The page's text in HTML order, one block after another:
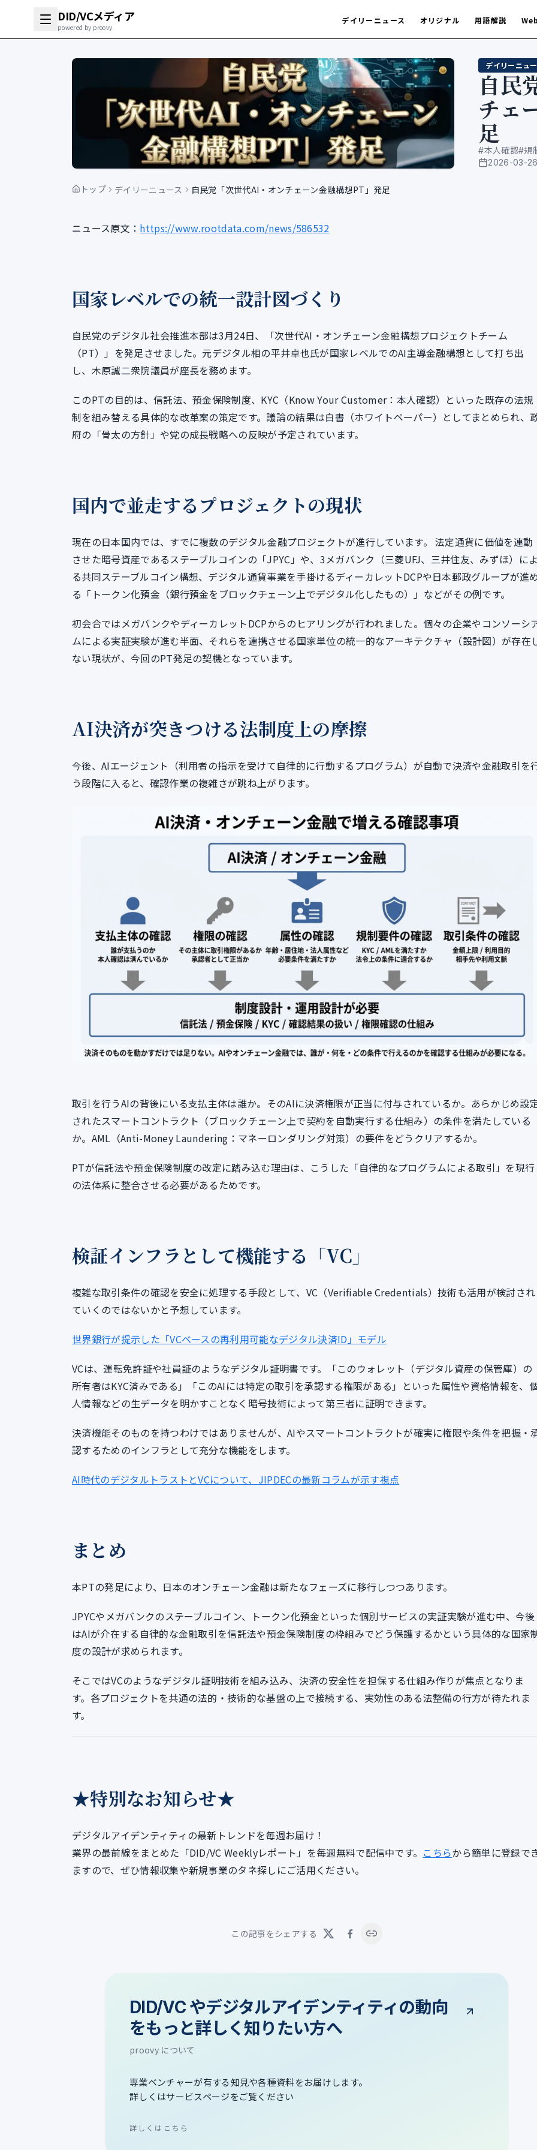
DID/VCメディア
powered by proovy
デイリーニュース オリジナル 用語解説
デイリーニュ
自民
チェ
足
#本人確認#規
公開日
2026-03-
トップ デイリーニュース 自民党「次世代AI・オンチェーン金融構想PT」発足
ニュース原文： https://www.rootdata.com/news/586532
国家レベルでの統一設計図づくり
自民党のデジタル社会推進本部は3月24日、「次世代AI・オンチェーン金融構想プロジェクトチーム
（PT）」を発足させました。元デジタル相の平井卓也氏が国家レベルでのAI主導金融構想として打ち出
し、木原誠二衆院議員が座長を務めます。
このPTの目的は、信託法、預金保険制度、KYC（Know Your Customer：本人確認）といった既存の法規
制を組み替える具体的な改革案の策定です。議論の結果は白書（ホワイトペーパー）としてまとめられ、
府の「骨太の方針」や党の成長戦略への反映が予定されています。
国内で並走するプロジェクトの現状
現在の日本国内では、すでに複数のデジタル金融プロジェクトが進行しています。 法定通貨に価値を連動
させた暗号資産であるステーブルコインの「JPYC」や、3メガバンク（三菱UFJ、三井住友、みずほ）に
る共同ステーブルコイン構想、デジタル通貨事業を手掛けるディーカレットDCPや日本郵政グループが進
る「トークン化預金（銀行預金をブロックチェーン上でデジタル化したもの）」などがその例です。
初会合ではメガバンクやディーカレットDCPからのヒアリングが行われました。個々の企業やコンソーシ
ムによる実証実験が進む半面、それらを連携させる国家単位の統一的なアーキテクチャ（設計図）が存在
ない現状が、今回のPT発足の契機となっています。
AI決済が突きつける法制度上の摩擦
今後、AIエージェント（利用者の指示を受けて自律的に行動するプログラム）が自動で決済や金融取引を
う段階に入ると、確認作業の複雑さが跳ね上がります。
取引を行うAIの背後にいる支払主体は誰か。そのAIに決済権限が正当に付与されているか。あらかじめ設
されたスマートコントラクト（ブロックチェーン上で契約を自動実行する仕組み）の条件を満たしている
か。AML（Anti-Money Laundering：マネーロンダリング対策）の要件をどうクリアするか。
PTが信託法や預金保険制度の改定に踏み込む理由は、こうした「自律的なプログラムによる取引」を現行
の法体系に整合させる必要があるためです。
検証インフラとして機能する「VC」
複雑な取引条件の確認を安全に処理する手段として、VC（Verifiable Credentials）技術も活用が検討され
ていくのではないかと予想しています。
世界銀行が提示した「VCベースの再利用可能なデジタル決済ID」モデル
VCは、運転免許証や社員証のようなデジタル証明書です。「このウォレット（デジタル資産の保管庫）の
所有者はKYC済みである」「このAIには特定の取引を承認する権限がある」といった属性や資格情報を、
人情報などの生データを明かすことなく暗号技術によって第三者に証明できます。
決済機能そのものを持つわけではありませんが、AIやスマートコントラクトが確実に権限や条件を把握・
認するためのインフラとして充分な機能をします。
AI時代のデジタルトラストとVCについて、JIPDECの最新コラムが示す視点
まとめ
本PTの発足により、日本のオンチェーン金融は新たなフェーズに移行しつつあります。
JPYCやメガバンクのステーブルコイン、トークン化預金といった個別サービスの実証実験が進む中、今後
はAIが介在する自律的な金融取引を信託法や預金保険制度の枠組みでどう保護するかという具体的な国家
度の設計が求められます。
そこではVCのようなデジタル証明技術を組み込み、決済の安全性を担保する仕組み作りが焦点となりま
す。各プロジェクトを共通の法的・技術的な基盤の上で接続する、実効性のある法整備の行方が待たれま
す。
★特別なお知らせ★
デジタルアイデンティティの最新トレンドを毎週お届け！
業界の最前線をまとめた「DID/VC Weeklyレポート」を毎週無料で配信中です。 こちらから簡単に登録で
ますので、ぜひ情報収集や新規事業のタネ探しにご活用ください。
この記事をシェアする
DID/VC やデジタルアイデンティティの動向
をもっと詳しく知りたい方へ
proovy について
専業ベンチャーが有する知見や各種資料をお届けします。
詳しくはサービスページをご覧ください
詳しくはこちら